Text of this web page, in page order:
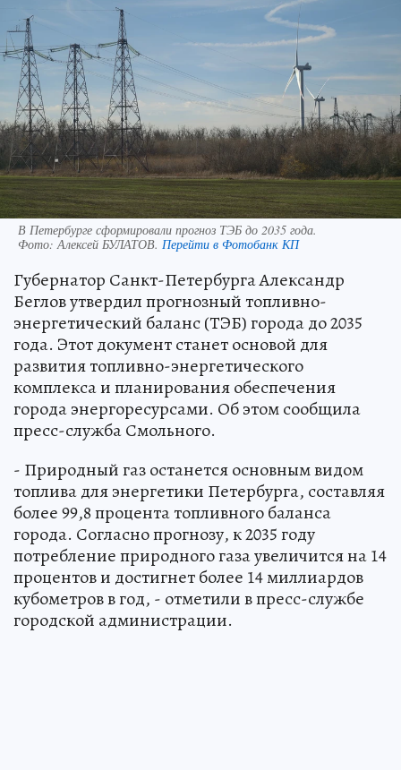
В Петербурге сформировали прогноз ТЭБ до 2035 года.
Фото:Алексей БУЛАТОВ. Перейти в Фотобанк КП
Губернатор Санкт-Петербурга Александр
Беглов утвердил прогнозный топливно-
энергетический баланс (ТЭБ) города до 2035
года. Этот документ станет основой для
развития топливно-энергетического
комплекса и планирования обеспечения
города энергоресурсами. Об этом сообщила
пресс-служба Смольного.
- Природный газ останется основным видом
топлива для энергетики Петербурга, составляя
более 99,8 процента топливного баланса
города. Согласно прогнозу, к 2035 году
потребление природного газа увеличится на 14
процентов и достигнет более 14 миллиардов
кубометров в год, - отметили в пресс-службе
городской администрации.